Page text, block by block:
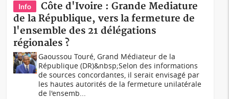
Info
Côte d'Ivoire : Grande Mediature
de la République, vers la fermeture de
l'ensemble des 21 délégations
régionales ?
Gaoussou Touré, Grand Médiateur de la
République (DR)&nbsp;Selon des informations
de sources concordantes, il serait envisagé par
les hautes autorités de la fermeture unilatérale
de l'ensemb...